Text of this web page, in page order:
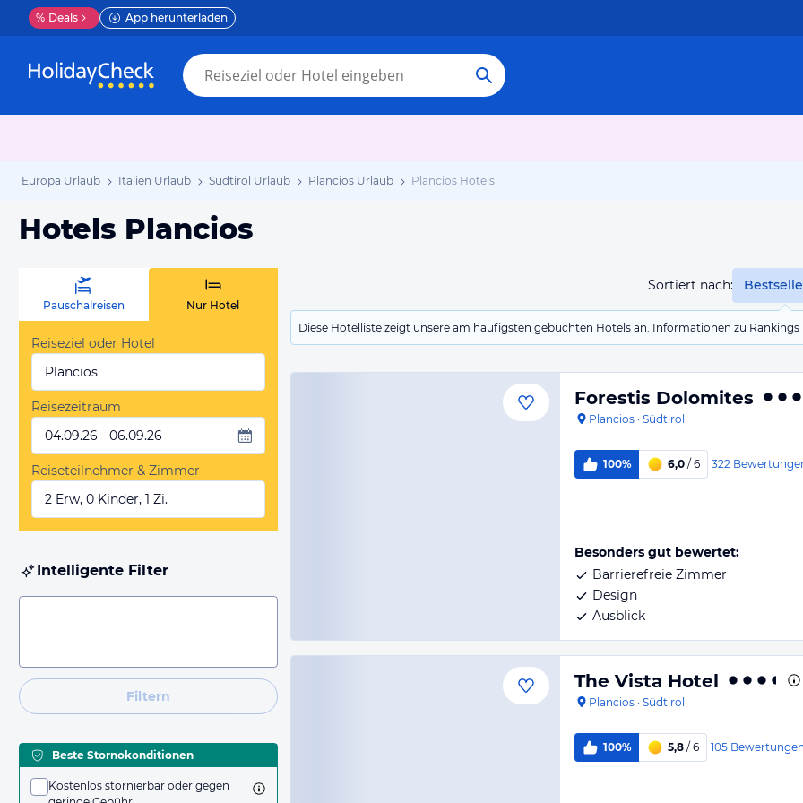
% Deals App herunterladen
Europa Urlaub Italien Urlaub Südtirol Urlaub Plancios Urlaub Plancios Hotels
Hotels Plancios
Sortiert nach:
Diese Hotelliste zeigt unsere am häufigsten gebuchten Hotels an. Informationen zu
Pauschalreisen Nur Hotel
Reiseziel oder Hotel
Plancios
Reisezeitraum
04.09.26 - 06.09.26
Reiseteilnehmer & Zimmer
2 Erw, 0 Kinder, 1 Zi.
Intelligente Filter
Filtern
Beste Stornokonditionen
Kostenlos stornierbar oder gegen
Forestis Dolomites
Plancios · Südtirol
100% 6,0 / 6 322
Besonders gut bewertet:
Barrierefreie Zimmer
Design
Ausblick
The Vista Hotel
Plancios · Südtirol
100% 5,8 / 6 105